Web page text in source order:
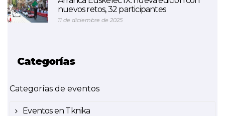
nuevos retos, 32 participantes
11 de diciembre de 2025
Categorías
Categorías de eventos
Eventos en Tknika